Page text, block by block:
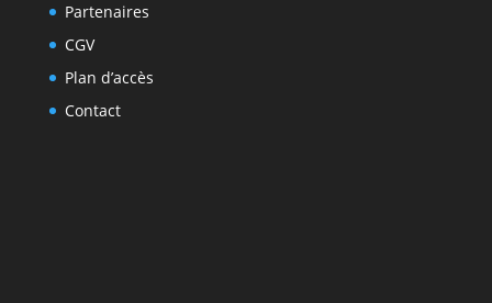
Partenaires
CGV
Plan d’accès
Contact